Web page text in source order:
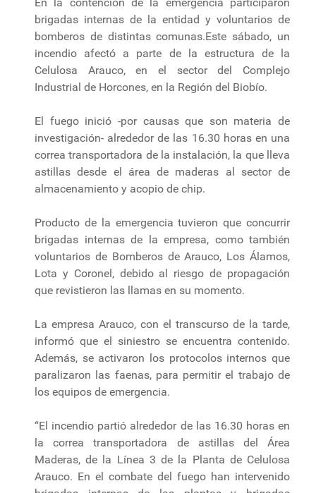
brigadas internas de la entidad y voluntarios de
bomberos de distintas comunas.Este sábado, un
incendio afectó a parte de la estructura de la
Celulosa Arauco, en el sector del Complejo
Industrial de Horcones, en la Región del Biobío.
El fuego inició -por causas que son materia de
investigación- alrededor de las 16.30 horas en una
correa transportadora de la instalación, la que lleva
astillas desde el área de maderas al sector de
almacenamiento y acopio de chip.
Producto de la emergencia tuvieron que concurrir
brigadas internas de la empresa, como también
voluntarios de Bomberos de Arauco, Los Álamos,
Lota y Coronel, debido al riesgo de propagación
que revistieron las llamas en su momento.
La empresa Arauco, con el transcurso de la tarde,
informó que el siniestro se encuentra contenido.
Además, se activaron los protocolos internos que
paralizaron las faenas, para permitir el trabajo de
los equipos de emergencia.
“El incendio partió alrededor de las 16.30 horas en
la correa transportadora de astillas del Área
Maderas, de la Línea 3 de la Planta de Celulosa
Arauco. En el combate del fuego han intervenido